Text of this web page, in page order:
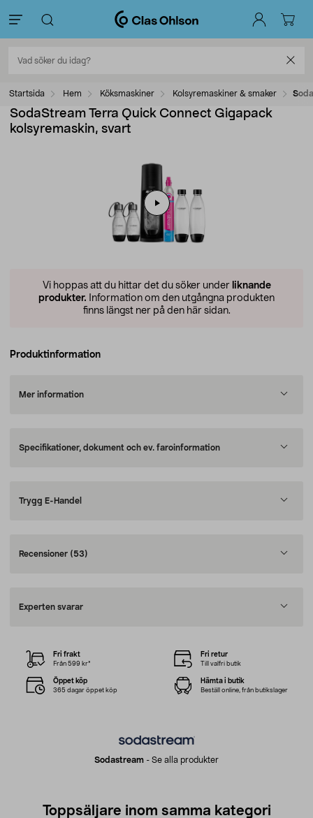
Startsida Hem Köksmaskiner Kolsyremaskiner & smaker
SodaStream Terra Quick Connect Gigapack
kolsyremaskin, svart
Vi hoppas att du hittar det du söker under liknande
produkter. Information om den utgångna produkten
finns längst ner på den här sidan.
Produktinformation
Mer information
Specifikationer, dokument och ev. faroinformation
Trygg E-Handel
Recensioner (53)
Experten svarar
Sodastream - Se alla produkter
Fri frakt
Från 599 kr*
Fri retur
Till valfri butik
Öppet köp
365 dagar öppet köp
Hämta i butik
Beställ online, från butikslager
Toppsäljare inom samma kategori